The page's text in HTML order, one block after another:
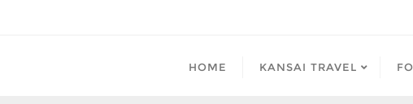
HOME KANSAI TRAVEL